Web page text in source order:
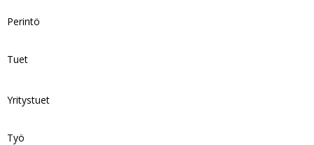
Perintö
Tuet
Yritystuet
Työ